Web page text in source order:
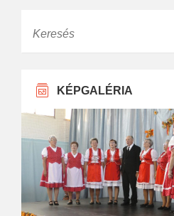
KÉPGALÉRIA